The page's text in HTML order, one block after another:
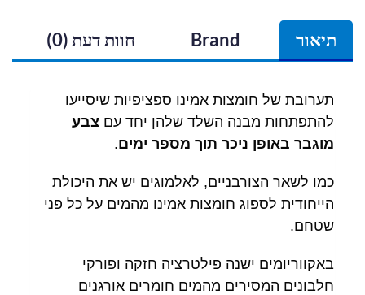
תיאור Brand חוות דעת (0)
תערובת של חומצות אמינו ספציפיות שיסייעו
להתפתחות מבנה השלד שלהן יחד עם צבע
מוגבר באופן ניכר תוך מספר ימים.
כמו לשאר הצורבניים, לאלמוגים יש את היכולת
הייחודית לספוג חומצות אמינו מהמים על כל פני
שטחם.
באקווריומים ישנה פילטרציה חזקה ופורקי
חלבונים המסירים מהמים חומרים אורגנים